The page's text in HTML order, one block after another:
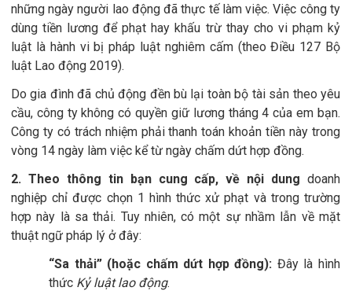
những ngày người lao động đã thực tế làm việc. Việc công ty
dùng tiền lương để phạt hay khấu trừ thay cho vi phạm kỷ
luật là hành vi bị pháp luật nghiêm cấm (theo Điều 127 Bộ
luật Lao động 2019).
Do gia đình đã chủ động đền bù lại toàn bộ tài sản theo yêu
cầu, công ty không có quyền giữ lương tháng 4 của em bạn.
Công ty có trách nhiệm phải thanh toán khoản tiền này trong
vòng 14 ngày làm việc kể từ ngày chấm dứt hợp đồng.
2. Theo thông tin bạn cung cấp, về nội dungdoanh
nghiệp chỉ được chọn 1 hình thức xử phạt và trong trường
hợp này là sa thải. Tuy nhiên, có một sự nhầm lẫn về mặt
thuật ngữ pháp lý ở đây:
“Sa thải”(hoặc chấm dứt hợp đồng): Đây là hình
thức Kỷ luật lao động.